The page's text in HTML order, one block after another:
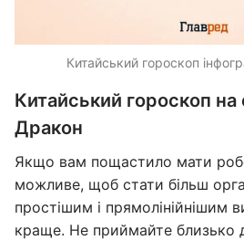
Китайський гороскоп
Китайський гороскоп на
Дракон
Якщо вам пощастило мати
можливе, щоб стати більш
простішим і прямолінійнішим
краще. Не приймайте близько